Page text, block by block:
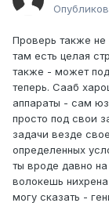
Проверь также не
там есть целая
также - может
теперь. Сааб
аппараты - сам
просто под свои
задачи везде
определенных
ты вроде давно
волокешь
могу сказать -